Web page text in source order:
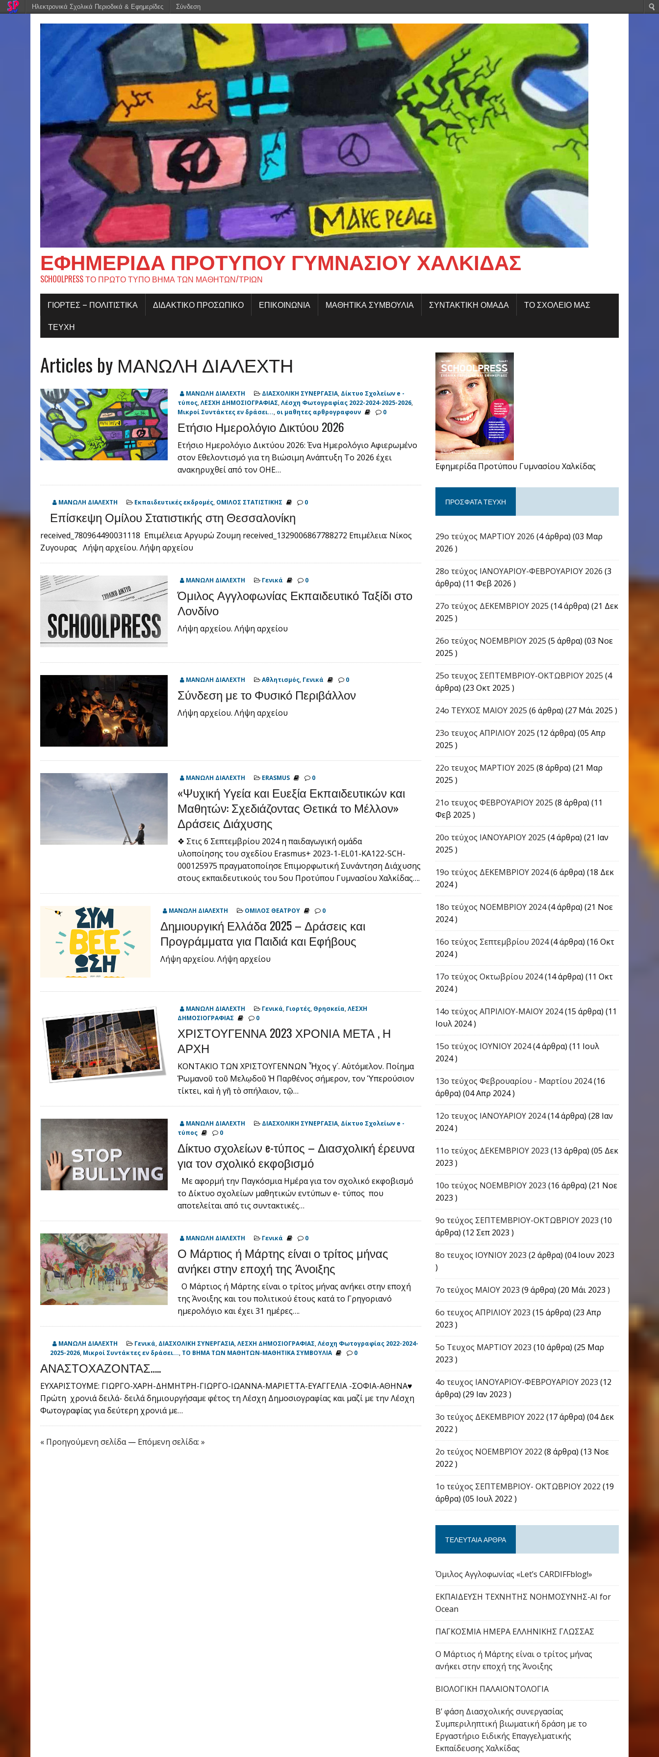
ΕΦΗΜΕΡΊΔΑ ΠΡΟΤΎΠΟΥ ΓΥΜΝΑΣΊΟΥ ΧΑΛΚΊΔΑΣ
SCHOOLPRESS ΤΟ ΠΡΩΤΟ ΤΥΠΟ ΒΗΜΑ ΤΩΝ ΜΑΘΗΤΩΝ/ΤΡΙΩΝ
ΓΙΟΡΤΈΣ – ΠΟΛΙΤΙΣΤΙΚΆ ΔΙΔΑΚΤΙΚΟ ΠΡΟΣΩΠΙΚΟ ΕΠΙΚΟΙΝΩΝΙΑ ΜΑΘΗΤΙΚΑ ΣΥΜΒΟΥΛΙΑ ΣΥΝΤΑΚΤΙΚΗ ΟΜΑΔΑ
ΤΟ ΣΧΟΛΕΙΟ ΜΑΣ
ΤΕΥΧΗ
Articles by ΜΑΝΩΛΗ ΔΙΑΛΕΧΤΗ
ΜΑΝΩΛΗ ΔΙΑΛΕΧΤΗ ΔΙΑΣΧΟΛΙΚΗ ΣΥΝΕΡΓΑΣΙΑ, Δίκτυο Σχολείων e -
τύπος,ΛΕΣΧΗ ΔΗΜΟΣΙΟΓΡΑΦΙΑΣ,Λέσχη Φωτογραφίας 2022-2024-2025-2026,
Μικροί Συντάκτες εν δράσει..., οι μαθητες αρθρογραφουν 0
Ετήσιο Ημερολόγιο Δικτύου 2026
Ετήσιο Ημερολόγιο Δικτύου 2026: Ένα Ημερολόγιο Αφιερωμένο
στον Εθελοντισμό για τη Βιώσιμη Ανάπτυξη Το 2026 έχει
ανακηρυχθεί από τον ΟΗΕ…
ΜΑΝΩΛΗ ΔΙΑΛΕΧΤΗ Εκπαιδευτικές εκδρομές, ΟΜΙΛΟΣ ΣΤΑΤΙΣΤΙΚΗΣ 0
Επίσκεψη Ομίλου Στατιστικής στη Θεσσαλονίκη
received_780964490031118 Επιμέλεια: Αργυρώ Ζουμη received_1329006867788272 Επιμέλεια: Νίκος
Ζυγουρας Λήψη αρχείου. Λήψη αρχείου
ΜΑΝΩΛΗ ΔΙΑΛΕΧΤΗ Γενικά 0
Όμιλος Αγγλοφωνίας Εκπαιδευτικό Ταξίδι στο
Λονδίνο
Λήψη αρχείου. Λήψη αρχείου
ΜΑΝΩΛΗ ΔΙΑΛΕΧΤΗ Αθλητισμός, Γενικά 0
Σύνδεση με το Φυσικό Περιβάλλον
Λήψη αρχείου. Λήψη αρχείου
ΜΑΝΩΛΗ ΔΙΑΛΕΧΤΗ ERASMUS 0
«Ψυχική Υγεία και Ευεξία Εκπαιδευτικών και
Μαθητών: Σχεδιάζοντας Θετικά το Μέλλον»
Δράσεις Διάχυσης
❖ Στις 6 Σεπτεμβρίου 2024 η παιδαγωγική ομάδα
υλοποίησης του σχεδίου Erasmus+ 2023-1-EL01-KA122-SCH-
000125975 πραγματοποίησε Επιμορφωτική Συνάντηση Διάχυσης
στους εκπαιδευτικούς του 5ου Προτύπου Γυμνασίου Χαλκίδας….
ΜΑΝΩΛΗ ΔΙΑΛΕΧΤΗ ΟΜΙΛΟΣ ΘΕΑΤΡΟΥ 0
Δημιουργική Ελλάδα 2025 – Δράσεις και
Προγράμματα για Παιδιά και Εφήβους
Λήψη αρχείου. Λήψη αρχείου
ΜΑΝΩΛΗ ΔΙΑΛΕΧΤΗ Γενικά, Γιορτές, Θρησκεία,ΛΕΣΧΗ
ΔΗΜΟΣΙΟΓΡΑΦΙΑΣ
0
ΧΡΙΣΤΟΥΓΕΝΝΑ 2023 ΧΡΟΝΙΑ ΜΕΤΑ , Η
ΑΡΧΗ
ΚΟΝΤΑΚΙΟ ΤΩΝ ΧΡΙΣΤΟΥΓΕΝΝΩΝ Ἦχος γ´. Αὐτόμελον. Ποίημα
Ῥωμανοῦ τοῦ Μελῳδοῦ Ἡ Παρθένος σήμερον, τον Ὑπερούσιον
τίκτει, καὶ ἡ γῆ τὸ σπήλαιον, τῷ…
ΜΑΝΩΛΗ ΔΙΑΛΕΧΤΗ ΔΙΑΣΧΟΛΙΚΗ ΣΥΝΕΡΓΑΣΙΑ, Δίκτυο Σχολείων e -
τύπος
0
Δίκτυο σχολείων e-τύπος – Διασχολική έρευνα
για τον σχολικό εκφοβισμό
Με αφορμή την Παγκόσμια Ημέρα για τον σχολικό εκφοβισμό
το Δίκτυο σχολείων μαθητικών εντύπων e- τύπος που
αποτελείται από τις συντακτικές…
ΜΑΝΩΛΗ ΔΙΑΛΕΧΤΗ Γενικά 0
Ο Μάρτιος ή Μάρτης είναι ο τρίτος μήνας
ανήκει στην εποχή της Άνοιξης
Ο Μάρτιος ή Μάρτης είναι ο τρίτος μήνας ανήκει στην εποχή
της Άνοιξης και του πολιτικού έτους κατά το Γρηγοριανό
ημερολόγιο και έχει 31 ημέρες….
ΜΑΝΩΛΗ ΔΙΑΛΕΧΤΗ Γενικά, ΔΙΑΣΧΟΛΙΚΗ ΣΥΝΕΡΓΑΣΙΑ,ΛΕΣΧΗ ΔΗΜΟΣΙΟΓΡΑΦΙΑΣ,Λέσχη Φωτογραφίας 2022-2024-
2025-2026, Μικροί Συντάκτες εν δράσει..., ΤΟ ΒΗΜΑ ΤΩΝ ΜΑΘΗΤΩΝ-ΜΑΘΗΤΙΚΑ ΣΥΜΒΟΥΛΙΑ 0
ΑΝΑΣΤΟΧΑΖΟΝΤΑΣ…..
ΕΥΧΑΡΙΣΤΟΥΜΕ: ΓΙΩΡΓΟ-ΧΑΡΗ-ΔΗΜΗΤΡΗ-ΓΙΩΡΓΟ-ΙΩΑΝΝΑ-ΜΑΡΙΕΤΤΑ-ΕΥΑΓΓΕΛΙΑ -ΣΟΦΙΑ-ΑΘΗΝΑ♥
Πρώτη χρονιά δειλά- δειλά δημιουργήσαμε φέτος τη Λέσχη Δημοσιογραφίας και μαζί με την Λέσχη
Φωτογραφίας για δεύτερη χρονιά με…
« Προηγούμενη σελίδα— Επόμενη σελίδα: »
Εφημερίδα Προτύπου Γυμνασίου Χαλκίδας
ΠΡΌΣΦΑΤΑ ΤΕΎΧΗ
29ο τεύχος ΜΑΡΤΙΟΥ 2026 (4 άρθρα) (03 Μαρ
2026 )
28ο τεύχος ΙΑΝΟΥΑΡΙΟΥ-ΦΕΒΡΟΥΑΡΙΟΥ 2026 (3
άρθρα) (11 Φεβ 2026 )
27ο τεύχος ΔΕΚΕΜΒΡΙΟΥ 2025 (14 άρθρα) (21 Δεκ
2025 )
26ο τεύχος ΝΟΕΜΒΡΙΟΥ 2025 (5 άρθρα) (03 Νοε
2025 )
25ο τευχος ΣΕΠΤΕΜΒΡΙΟΥ-ΟΚΤΩΒΡΙΟΥ 2025 (4
άρθρα) (23 Οκτ 2025 )
24o ΤΕΥΧΟΣ ΜΑΙΟΥ 2025 (6 άρθρα) (27 Μάι 2025 )
23ο τευχος ΑΠΡΙΛΙΟΥ 2025 (12 άρθρα) (05 Απρ
2025 )
22o τευχος ΜΑΡΤΙΟΥ 2025 (8 άρθρα) (21 Μαρ
2025 )
21ο τευχος ΦΕΒΡΟΥΑΡΙΟΥ 2025 (8 άρθρα) (11
Φεβ 2025 )
20ο τεύχος ΙΑΝΟΥΑΡΙΟΥ 2025 (4 άρθρα) (21 Ιαν
2025 )
19ο τεύχος ΔΕΚΕΜΒΡΙΟΥ 2024(6 άρθρα) (18 Δεκ
2024 )
18ο τεύχος ΝΟΕΜΒΡΙΟΥ 2024(4 άρθρα) (21 Νοε
2024 )
16o τεύχος Σεπτεμβρίου 2024(4 άρθρα) (16 Οκτ
2024 )
17o τεύχος Οκτωβρίου 2024(14 άρθρα) (11 Οκτ
2024 )
14ο τεύχος ΑΠΡΙΛΙΟΥ-ΜΑΙΟΥ 2024(15 άρθρα) (11
Ιουλ 2024 )
15ο τεύχος ΙΟΥΝΙΟΥ 2024(4 άρθρα) (11 Ιουλ
2024 )
13ο τεύχος Φεβρουαρίου - Μαρτίου 2024(16
άρθρα) (04 Απρ 2024 )
12ο τευχος ΙΑΝΟΥΑΡΙΟΥ 2024(14 άρθρα) (28 Ιαν
2024 )
11ο τεύχος ΔΕΚΕΜΒΡΙΟΥ 2023 (13 άρθρα) (05 Δεκ
2023 )
10ο τεύχος ΝΟΕΜΒΡΙΟΥ 2023 (16 άρθρα) (21 Νοε
2023 )
9o τεύχος ΣΕΠΤΕΜΒΡΙΟΥ-ΟΚΤΩΒΡΙΟΥ 2023 (10
άρθρα) (12 Σεπ 2023 )
8ο τευχος ΙΟΥΝΙΟΥ 2023 (2 άρθρα) (04 Ιουν 2023
)
7ο τεύχος ΜΑΙΟΥ 2023 (9 άρθρα) (20 Μάι 2023 )
6ο τευχος ΑΠΡΙΛΙΟΥ 2023 (15 άρθρα) (23 Απρ
2023 )
5ο Τευχος ΜΑΡΤΙΟΥ 2023 (10 άρθρα) (25 Μαρ
2023 )
4o τευχος ΙΑΝΟΥΑΡΙΟΥ-ΦΕΒΡΟΥΑΡΙΟΥ 2023 (12
άρθρα) (29 Ιαν 2023 )
3ο τεύχος ΔΕΚΕΜΒΡΙΟΥ 2022 (17 άρθρα) (04 Δεκ
2022 )
2ο τεύχος ΝΟΕΜΒΡΊΟΥ 2022 (8 άρθρα) (13 Νοε
2022 )
1ο τεύχος ΣΕΠΤΕΜΒΡΙΟΥ- ΟΚΤΩΒΡΙΟΥ 2022 (19
άρθρα) (05 Ιουλ 2022 )
ΤΕΛΕΥΤΑΊΑ ΆΡΘΡΑ
Όμιλος Αγγλοφωνίας «Let’s CARDIFFblog!»
ΕΚΠΑΙΔΕΥΣΗ ΤΕΧΝΗΤΗΣ ΝΟΗΜΟΣΥΝΗΣ-AI for
Ocean
ΠΑΓΚΟΣΜΙΑ ΗΜΕΡΑ ΕΛΛΗΝΙΚΗΣ ΓΛΩΣΣΑΣ
Ο Μάρτιος ή Μάρτης είναι ο τρίτος μήνας
ανήκει στην εποχή της Άνοιξης
ΒΙΟΛΟΓΙΚΗ ΠΑΛΑΙΟΝΤΟΛΟΓΙΑ
Β’ φάση Διασχολικής συνεργασίας
Συμπεριληπτική βιωματική δράση με το
Εργαστήριο Ειδικής Επαγγελματικής
Εκπαίδευσης Χαλκίδας
Ηλεκτρονικά Σχολικά Περιοδικά & Εφημερίδες Σύνδεση